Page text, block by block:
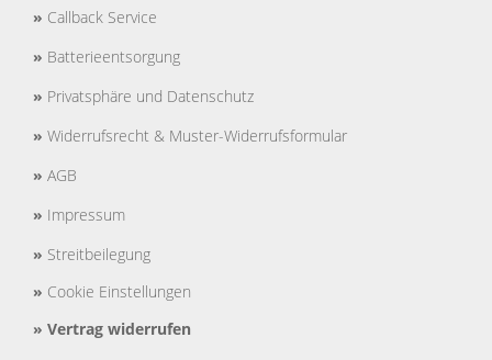
» Callback Service
» Batterieentsorgung
» Privatsphäre und Datenschutz
» Widerrufsrecht & Muster-Widerrufsformular
» AGB
» Impressum
» Streitbeilegung
» Cookie Einstellungen
» Vertrag widerrufen